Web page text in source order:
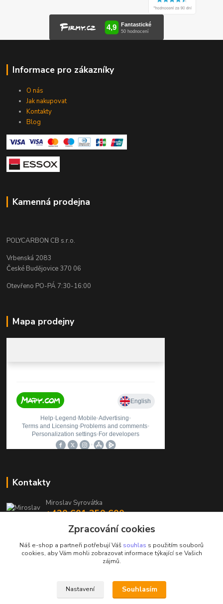
Informace pro zákazníky
O nás
Jak nakupovat
Kontakty
Blog
Kamenná prodejna
POLYCARBON CB s.r.o.
Vrbenská 2083
České Budějovice 370 06
Otevřeno PO-PÁ 7:30-16:00
Mapa prodejny
Kontakty
Miroslav Syrovátka
+420 601 350 600
(Po-Pá, 7:30-16 hod.)
prodejna@polycarboncb.cz
Upravit sběr cookies.
Zpracování cookies
Náš e-shop a partneři potřebují Váš souhlas s použitím souborů
cookies, aby Vám mohli zobrazovat informace týkající se Vašich
zájmů.
Nastavení Souhlasím